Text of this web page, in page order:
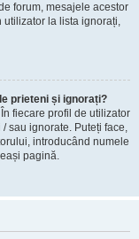
forum, mesajele acestor
utilizator la lista ignorați,
prieteni și ignorați?
fiecare profil de utilizator
sau ignorate. Puteți face,
introducând numele
pagină.